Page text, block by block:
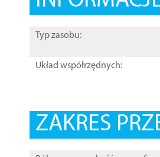
Typ zasobu:
Układ współrzędnych:
ZAKRES